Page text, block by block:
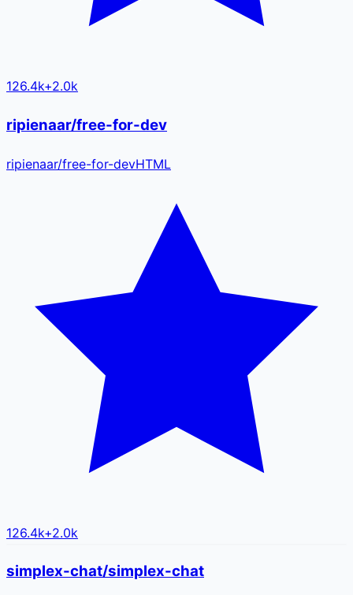
126.4k+2.0k
ripienaar/free-for-dev
ripienaar/free-for-devHTML
126.4k+2.0k
simplex-chat/simplex-chat